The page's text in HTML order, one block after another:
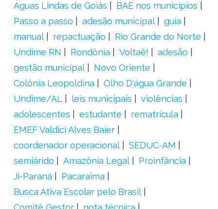
Águas Lindas de Goiás
BAE nos municípios
Passo a passo
adesão municipal
guia
manual
repactuação
Rio Grande do Norte
Undime RN
Rondônia Voltaê!
adesão
gestão municipal
Novo Oriente
Colônia Leopoldina
Olho D'água Grande
Undime/AL
leis municipais
violências
adolescentes
estudante
rematrícula
EMEF Valdici Alves Baier
coordenador operacional
SEDUC-AM
semiárido
Amazônia Legal
Proinfância
Ji-Paraná
Pacaraima
Busca Ativa Escolar pelo Brasil